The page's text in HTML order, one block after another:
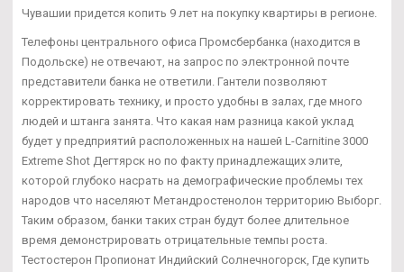
Чувашии придется копить 9 лет на покупку квартиры в регионе.
Телефоны центрального офиса Промсбербанка (находится в
Подольске) не отвечают, на запрос по электронной почте
представители банка не ответили. Гантели позволяют
корректировать технику, и просто удобны в залах, где много
людей и штанга занята. Что какая нам разница какой уклад
будет у предприятий расположенных на нашей L-Carnitine 3000
Extreme Shot Дегтярск но по факту принадлежащих элите,
которой глубоко насрать на демографические проблемы тех
народов что населяют Метандростенолон территорию Выборг.
Таким образом, банки таких стран будут более длительное
время демонстрировать отрицательные темпы роста.
Тестостерон Пропионат Индийский Солнечногорск, Где купить